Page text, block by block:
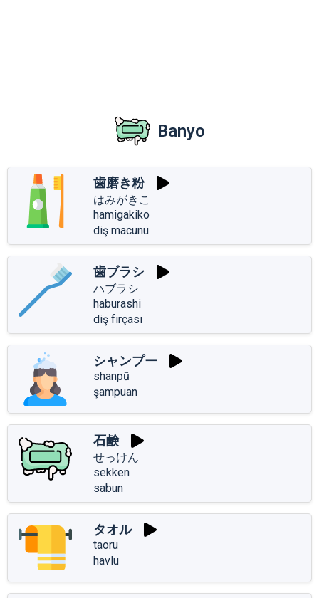
Banyo
歯磨き粉
はみがきこ
hamigakiko
diş macunu
歯ブラシ
ハブラシ
haburashi
diş fırçası
シャンプー
shanpū
şampuan
石鹸
せっけん
sekken
sabun
タオル
taoru
havlu